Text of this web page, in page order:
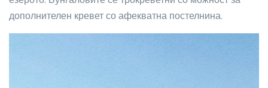
дополнителен кревет со афекватна постелнина.